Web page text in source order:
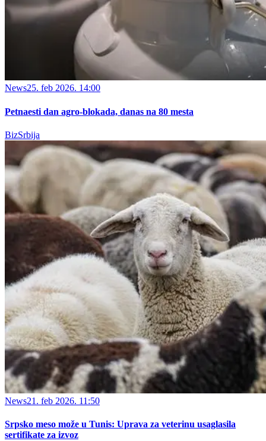
News25. feb 2026. 14:00
Petnaesti dan agro-blokada, danas na 80 mesta
BizSrbija
News21. feb 2026. 11:50
Srpsko meso može u Tunis: Uprava za veterinu usaglasila
sertifikate za izvoz